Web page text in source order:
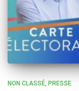
NON CLASSÉ PRESSE